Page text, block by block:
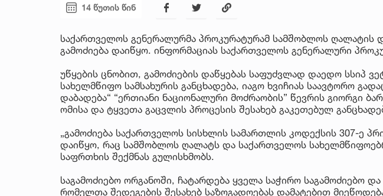
14 წუთის წინ
საქართველოს გენერალურმა პროკურატურამ სამშობლოს ღალატის
გამოძიება დაიწყო. ინფორმაციას საქართველოს გენერალური
უწყების ცნობით, გამოძიების დაწყებას საფუძვლად დაედო სსიპ
სახელმწიფო სამსახურის განცხადება, იაგო ხვიჩიას საავტორო
დაბადება“ “ერთიანი ნაციონალური მოძრაობის” წევრის გიორგი
ომისა და ტყვეთა გაცვლის პროცესის შესახებ გაკეთებულ
„გამოძიება საქართველოს სისხლის სამართლის კოდექსის 307-ე
დაიწყო, რაც სამშობლოს ღალატს და საქართველოს
საფრთხის შექმნას გულისხმობს.
საგამოძიებო ორგანოში, ჩატარდება ყველა საჭირო საგამოძიებო
რომელთა შედეგების შესახებ საზოგადოებას დამატებით